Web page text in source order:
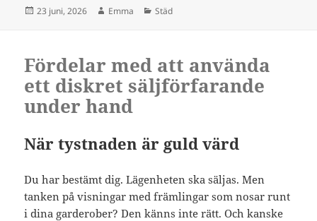
Postat
23 juni, 2026 Författare
Emma Kategorier
Städ
Fördelar med att använda
ett diskret säljförfarande
under hand
När tystnaden är guld värd
Du har bestämt dig. Lägenheten ska säljas. Men
tanken på visningar med främlingar som nosar runt
i dina garderober? Den känns inte rätt. Och kanske